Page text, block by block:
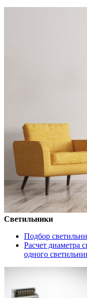
Светильники
Подбор
Расчет диаметра
одного